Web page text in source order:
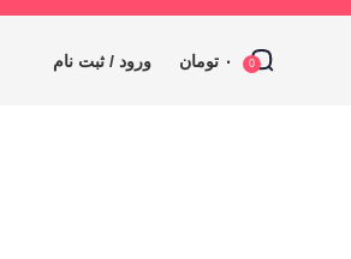
0 ۰ تومان ورود / ثبت نام